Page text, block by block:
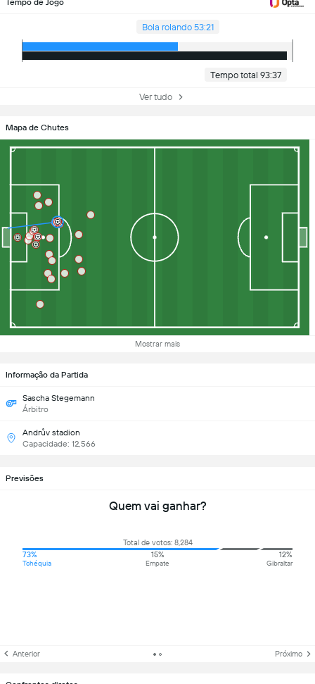
Tempo de Jogo
Bola rolando 53:21
Tempo total 93:37
Ver tudo
Mapa de Chutes
Mostrar mais
Informação da Partida
Sascha Stegemann
Árbitro
Andrův stadion
Capacidade: 12,566
Previsões
Quem vai ganhar?
Total de votos: 8,284
73%
Tchéquia
15%
Empate
12%
Gibraltar
Anterior Próximo